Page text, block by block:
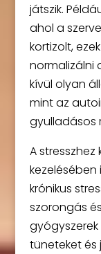
játszik.
ahol a
kortizolt,
normalizálni
kívül olyan
mint az
gyulladásos
A
kezelésében
krónikus
szorongás
tüneteket és